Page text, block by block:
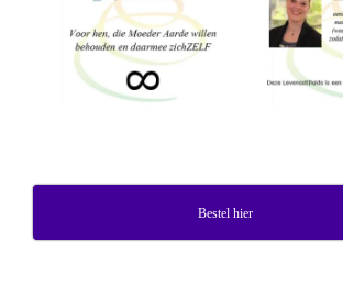
Bestel hier